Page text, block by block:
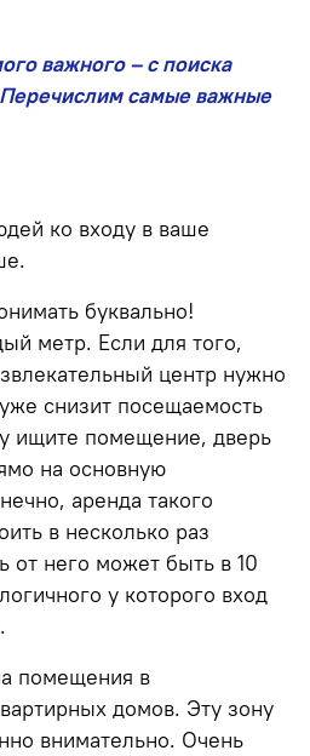
важного – с поиска
самые важные
ко входу в ваше
буквально!
метр. Если для того,
центр нужно
снизит посещаемость
ищите помещение, дверь
на основную
аренда такого
в несколько раз
от него может быть в 10
у которого вход
помещения в
домов. Эту зону
внимательно. Очень